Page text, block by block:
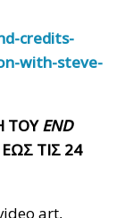
credits-
with-steve-
ΤΟΥEND
ΤΙΣ 24
art,